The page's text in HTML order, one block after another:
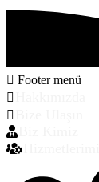
Footer menü